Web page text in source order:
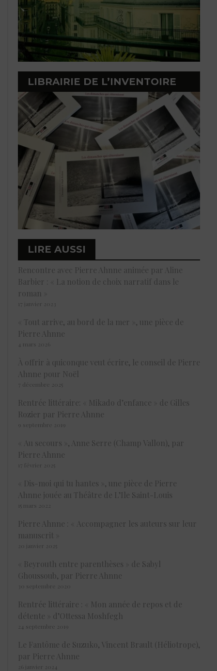
LIBRAIRIE DE L’INVENTOIRE
LIRE AUSSI
Rencontre avec Pierre Ahnne animée par Aline
Barbier : « La notion de choix narratif dans le
roman »
17 janvier 2023
« Tout arrive, au bord de la mer », une pièce de
Pierre Ahnne
4 mars 2026
À offrir à quiconque veut écrire, le conseil de Pierre
Ahnne pour Noël
7 décembre 2025
Rentrée littéraire: « Mikado d’enfance » de Gilles
Rozier par Pierre Ahnne
9 septembre 2019
« Au secours », Anne Serre (Champ Vallon), par
Pierre Ahnne
17 février 2025
« Dis-moi qui tu hantes », une pièce de Pierre
Ahnne jouée au Théâtre de L’Ile Saint-Louis
15 mars 2022
Pierre Ahnne : « Accompagner les auteurs sur leur
manuscrit »
20 janvier 2025
« Beyrouth entre parenthèses » de Sabyl
Ghoussoub, par Pierre Ahnne
30 septembre 2020
Rentrée littéraire : « Mon année de repos et de
détente » d’Ottessa Moshfegh
24 septembre 2019
Le Fantôme de Suzuko, Vincent Brault (Héliotrope),
par Pierre Ahnne
26 janvier 2024